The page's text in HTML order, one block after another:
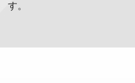
す。